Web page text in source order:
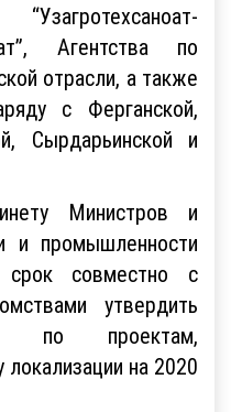
Агентства по
отрасли, а также
с Ферганской,
Сырдарьинской и
Министров и
и промышленности
совместно с
утвердить
по проектам,
на 2020